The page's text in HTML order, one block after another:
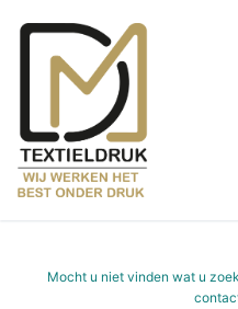
naar
Mocht u niet vinden wat u